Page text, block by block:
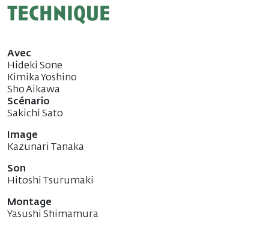
technique
Avec
Hideki Sone
Kimika Yoshino
Sho Aikawa
Scénario
Sakichi Sato
Image
Kazunari Tanaka
Son
Hitoshi Tsurumaki
Montage
Yasushi Shimamura